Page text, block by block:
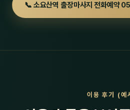
📞 소요산역 출장마사지 전화예
이용 후기 (예